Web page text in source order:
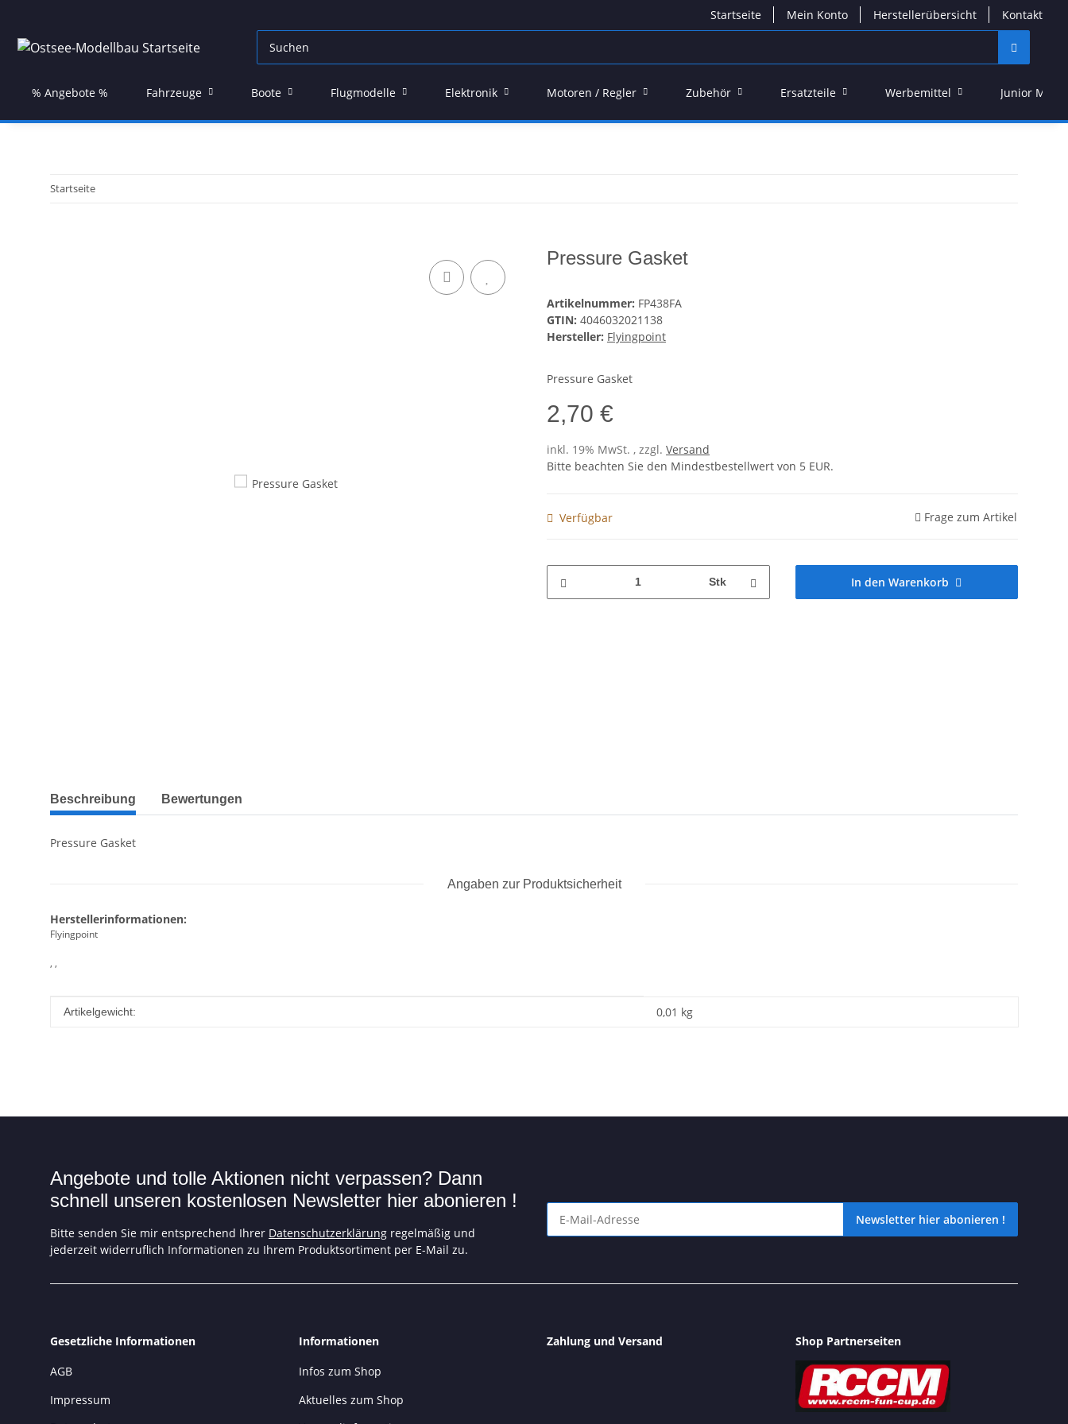
Startseite Mein Konto Herstellerübersicht Kontakt
% Angebote % Fahrzeuge Boote Flugmodelle Elektronik Motoren / Regler Zubehör Ersatzteile Werbemittel Junior
Startseite
Pressure Gasket
Artikelnummer: FP438FA
GTIN: 4046032021138
Hersteller: Flyingpoint
Pressure Gasket
2,70 €
inkl. 19% MwSt. , zzgl. Versand
Bitte beachten Sie den Mindestbestellwert von 5 EUR.
Verfügbar Frage zum Artikel
Stk In den Warenkorb
weitere Registerkarten anzeigen
Beschreibung Bewertungen
Pressure Gasket
Angaben zur Produktsicherheit
Herstellerinformationen:
Flyingpoint
, ,
Produkteigenschaft
Wert
Artikelgewicht: 0,01 kg
Angebote und tolle Aktionen nicht verpassen? Dann
schnell unseren kostenlosen Newsletter hier abonieren !
Bitte senden Sie mir entsprechend Ihrer Datenschutzerklärung regelmäßig und
jederzeit widerruflich Informationen zu Ihrem Produktsortiment per E-Mail zu.
Newsletter hier abonieren !
Gesetzliche Informationen
AGB
Impressum
Informationen
Infos zum Shop
Aktuelles zum Shop
Zahlung und Versand Shop Partnerseiten